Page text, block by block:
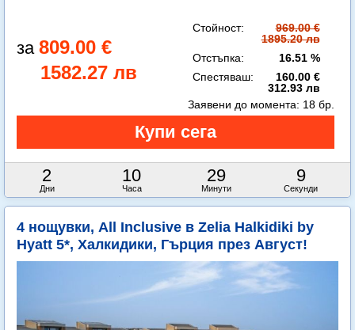
809.00 €
1582.27 лв
Стойност:
969.00 €
1895.20 лв
Отстъпка:
16.51 %
Спестяваш:
160.00 €
312.93 лв
2
Дни
10
Часа
29
Минути
8
Секунди
Заявени до момента: 18 бр.
4 нощувки, All Inclusive в Zelia Halkidiki by
Hyatt 5*, Халкидики, Гърция през Август!